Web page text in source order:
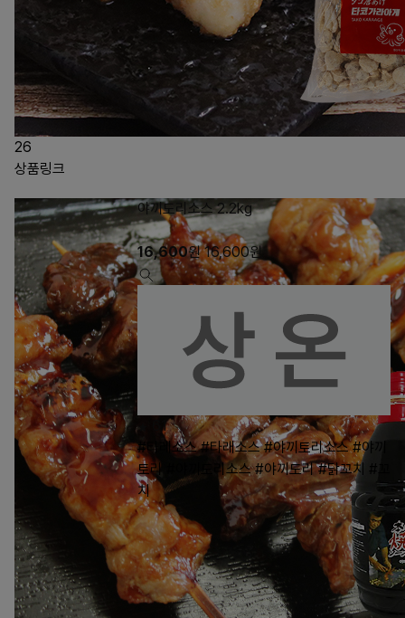
26
상품링크
야끼도리소스 2.2kg
16,600원 16,600원
61
#타레소스 #타래소스 #야끼토리소스 #야끼
토리
#야끼도리소스 #야끼도리 #닭꼬치
치